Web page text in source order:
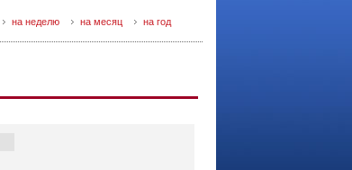
на неделю на месяц на год